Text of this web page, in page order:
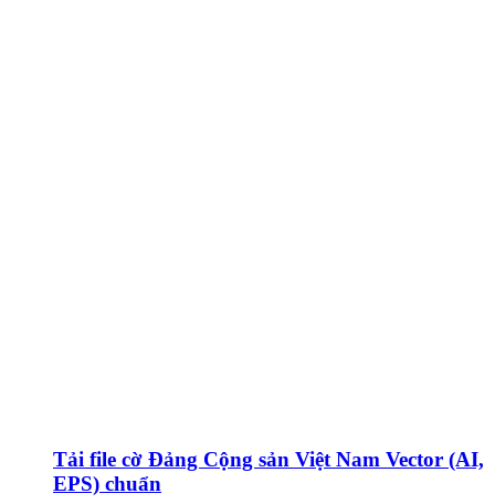
Tải file cờ Đảng Cộng sản Việt Nam Vector (AI,
EPS) chuẩn